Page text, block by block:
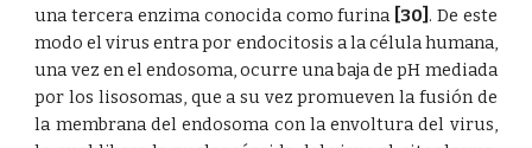
una tercera enzima conocida como furina [30] . De este
modo el virus entra por endocitosis a la célula humana,
una vez en el endosoma, ocurre una baja de pH mediada
por los lisosomas, que a su vez promueven la fusión de
la membrana del endosoma con la envoltura del virus,